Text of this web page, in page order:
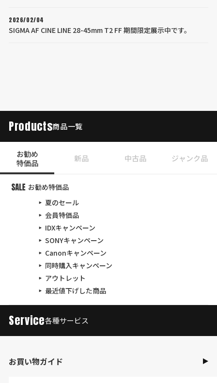
2026/02/04
SIGMA AF CINE LINE 28-45mm T2 FF 期間限定展示中です。
Products商品一覧
お勧め
特価品
新品 中古品 ジャンク品
お勧め特価品
夏のセール
会員特価品
IDXキャンペーン
SONYキャンペーン
Canonキャンペーン
同時購入キャンペーン
アウトレット
最近値下げした商品
Service各種サービス
お買い物ガイド